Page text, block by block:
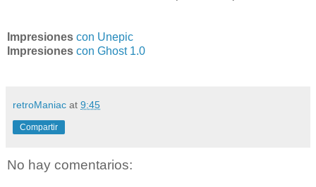
Impresiones con Unepic
Impresiones con Ghost 1.0
retroManiac at 9:45
Compartir
No hay comentarios: